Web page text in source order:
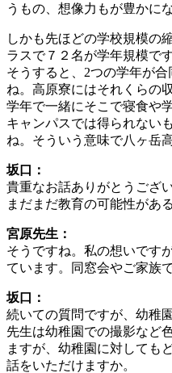
うもの、想像力もが豊かに
しかも先ほどの学校規模の
ラスで７２名が学年規模です
そうすると、2つの学年が
ね。高原寮にはそれくらの
学年で一緒にそこで寝食や
キャンパスでは得られない
ね。そういう意味で八ヶ岳
坂口：
貴重なお話ありがとうござ
まだまだ教育の可能性があ
宮原先生：
そうですね。私の想いです
ています。同窓会やご家族
坂口：
続いての質問ですが、幼稚
先生は幼稚園での撮影など
ますが、幼稚園に対しても
話をいただけますか。